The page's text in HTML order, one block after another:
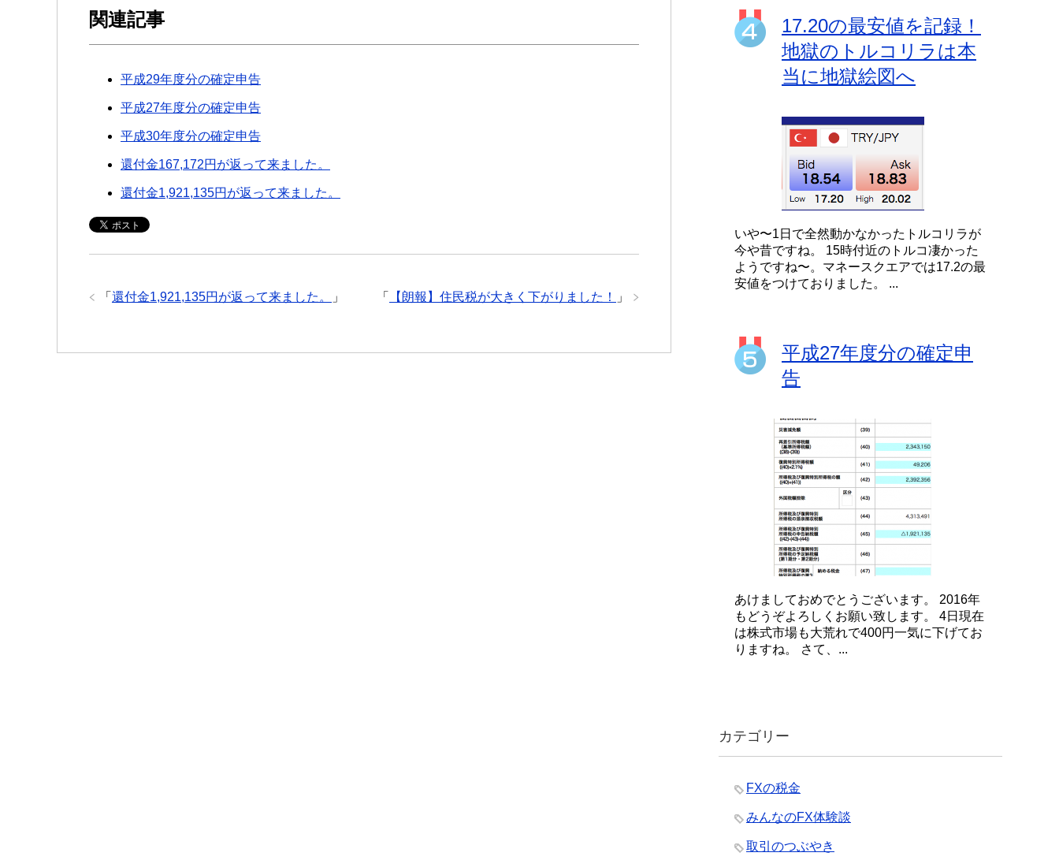
関連記事
平成29年度分の確定申告
平成27年度分の確定申告
平成30年度分の確定申告
還付金167,172円が返って来ました。
還付金1,921,135円が返って来ました。
「 【朗報】住民税が大きく下がりました！ 」
「 還付金1,921,135円が返って来ました。 」
17.20の最安値を記録！
地獄のトルコリラは本
当に地獄絵図へ
いや〜1日で全然動かなかったトルコリラが
今や昔ですね。 15時付近のトルコ凄かった
ようですね〜。マネースクエアでは17.2の最
安値をつけておりました。 ...
平成27年度分の確定申
告
あけましておめでとうございます。 2016年
もどうぞよろしくお願い致します。 4日現在
は株式市場も大荒れで400円一気に下げてお
りますね。 さて、...
カテゴリー
FXの税金
みんなのFX体験談
取引のつぶやき